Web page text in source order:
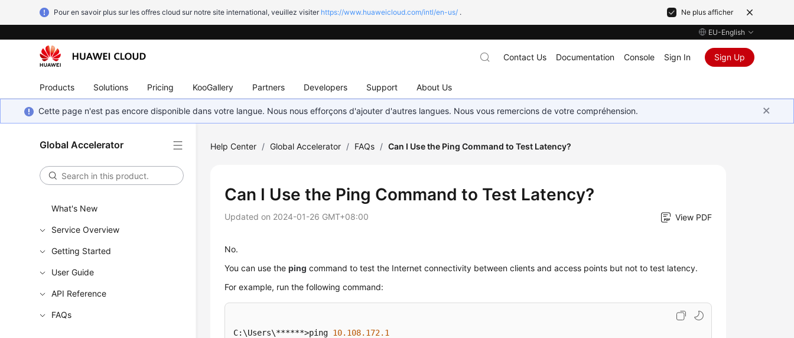
Pour en savoir plus sur les offres cloud sur notre site international, veuillez visiter https://www.huaweicloud.com/intl/en-us/ . Ne plus afficher
EU-English
Products Solutions Pricing KooGallery Partners Developers Support About Us
Contact Us Documentation Console Sign In Sign Up
Cette page n'est pas encore disponible dans votre langue. Nous nous efforçons d'ajouter d'autres langues. Nous vous remercions de votre compréhension.
Global Accelerator
What's New
Service Overview
Getting Started
User Guide
API Reference
FAQs
Help Center / Global Accelerator / FAQs / Can I Use the Ping Command to Test Latency?
Can I Use the Ping Command to Test Latency?
Updated on 2024-01-26 GMT+08:00 View PDF
No.
You can use theping command to test the Internet connectivity between clients and access points but not to test latency.
For example, run the following command:
C:\Users\******>ping 10.108.172.1